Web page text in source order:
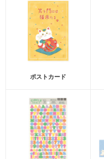
ポストカード